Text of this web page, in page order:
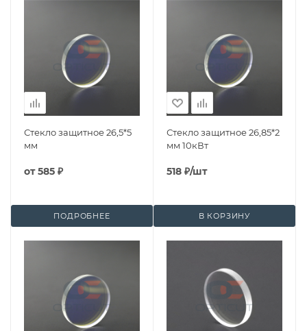
Стекло защитное 26,5*5
мм
от585 ₽
ПОДРОБНЕЕ
Стекло защитное 26,85*2
мм 10кВт
518 ₽/шт
В КОРЗИНУ